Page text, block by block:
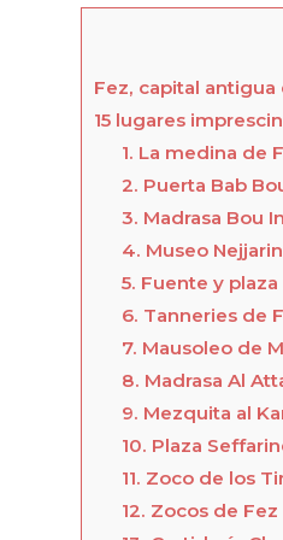
Fez, capital
15 lugares
1. La medina de
2. Puerta Bab
3. Madrasa Bou
4. Museo
5. Fuente y
6. Tanneries de
7. Mausoleo de
8. Madrasa Al
9. Mezquita al
10. Plaza
11. Zoco de los
12. Zocos de Fez